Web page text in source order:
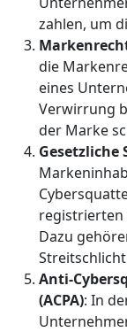
zahlen, um
die
eines
Verwirrung
der Marke
Gesetzliche
registrierten
Dazu
Anti-
(ACPA): In